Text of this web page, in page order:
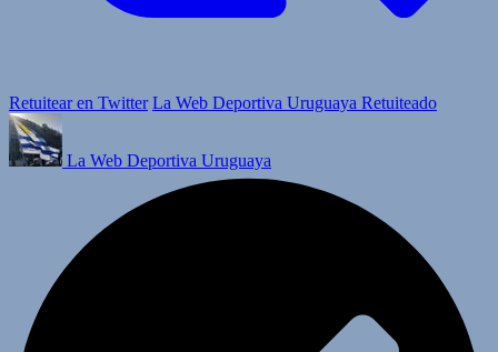
Retuitear en Twitter La Web Deportiva Uruguaya Retuiteado
La Web Deportiva Uruguaya